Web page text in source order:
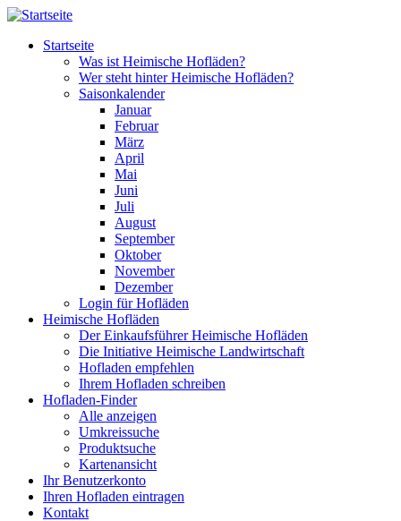
Direkt zum Inhalt
Startseite
Was ist Heimische Hofläden?
Wer steht hinter Heimische Hofläden?
Saisonkalender
Januar
Februar
März
April
Mai
Juni
Juli
August
September
Oktober
November
Dezember
Login für Hofläden
Heimische Hofläden
Der Einkaufsführer Heimische Hofläden
Die Initiative Heimische Landwirtschaft
Hofladen empfehlen
Ihrem Hofladen schreiben
Hofladen-Finder
Alle anzeigen
Umkreissuche
Produktsuche
Kartenansicht
Ihr Benutzerkonto
Ihren Hofladen eintragen
Kontakt